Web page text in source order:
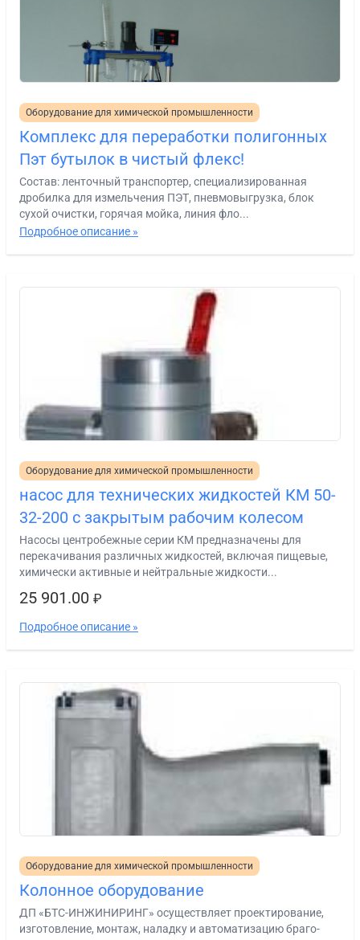
Оборудование для химической промышленности
Комплекс для переработки полигонных
Пэт бутылок в чистый флекс!
Состав: ленточный транспортер, специализированная
дробилка для измельчения ПЭТ, пневмовыгрузка, блок
сухой очистки, горячая мойка, линия фло...
Подробное описание »
Оборудование для химической промышленности
насос для технических жидкостей КМ 50-
32-200 с закрытым рабочим колесом
Насосы центробежные серии КМ предназначены для
перекачивания различных жидкостей, включая пищевые,
химически активные и нейтральные жидкости...
25 901.00 ₽
Подробное описание »
Оборудование для химической промышленности
Колонное оборудование
ДП «БТС-ИНЖИНИРИНГ» осуществляет проектирование,
изготовление, монтаж, наладку и автоматизацию браго-